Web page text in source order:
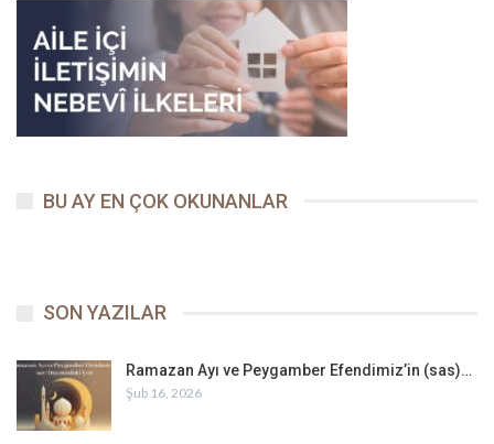
BU AY EN ÇOK OKUNANLAR
SON YAZILAR
Ramazan Ayı ve Peygamber Efendimiz’in (sas)…
Şub 16, 2026